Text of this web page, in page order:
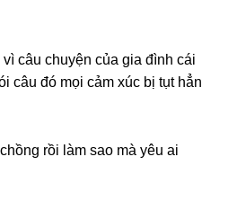
câu chuyện của ɡia đình cái
câu đó mọi cảm xúc bị tụt hẳn
rồi làm ѕao mà yêu ai